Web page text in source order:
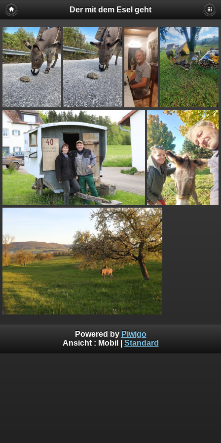
Der mit dem Esel geht
Powered by Piwigo
Ansicht : Mobil Standard